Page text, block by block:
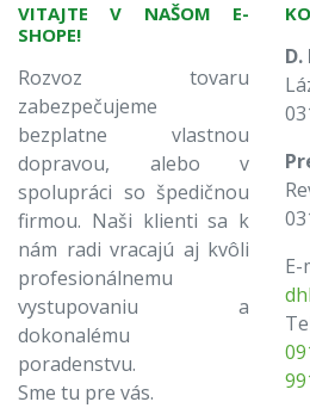
VITAJTE V NAŠOM E-
SHOPE!
Rozvoz tovaru
zabezpečujeme
bezplatne vlastnou
dopravou, alebo v
spolupráci so špedičnou
firmou. Naši klienti sa k
nám radi vracajú aj kvôli
profesionálnemu
vystupovaniu a
dokonalému
poradenstvu.
Sme tu pre vás.
D.
E-